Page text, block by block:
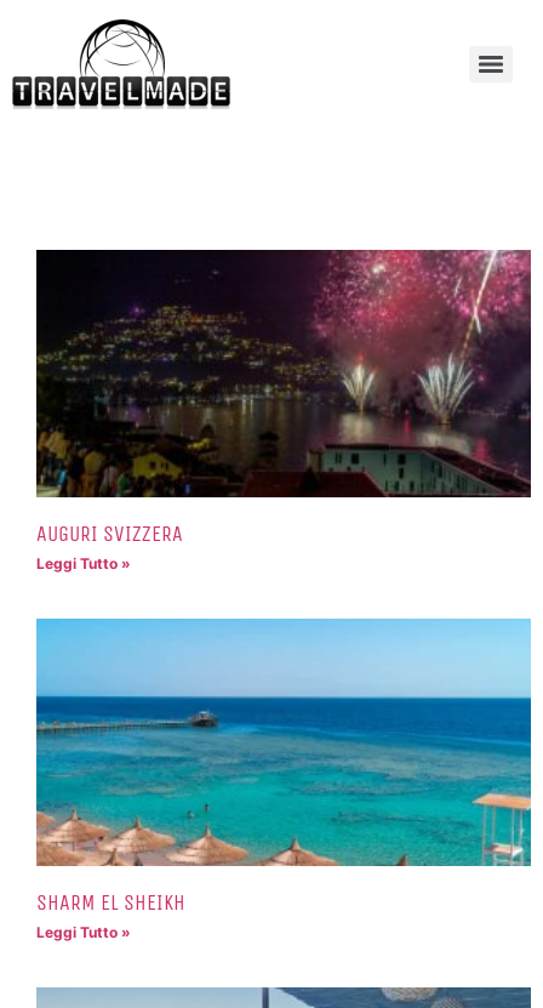
AUGURI SVIZZERA
Leggi Tutto »
SHARM EL SHEIKH
Leggi Tutto »